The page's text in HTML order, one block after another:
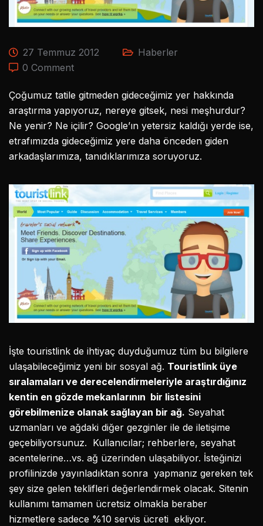
27 Temmuz 2012
Haberler
0 Comment
Çoğumuz tatile gitmeden gideceğimiz yer hakkında
araştırma yapıyoruz, nereye gitsek, nesi meşhurdur?
Ne yenir? Ne içilir? Google’ın yetersiz kaldığı yerde ise,
etrafımızda gideceğimiz yere daha önceden giden
arkadaşlarımıza, tanıdıklarımıza soruyoruz.
İşte touristlink de ihtiyaç duyduğumuz tüm bu bilgilere
ulaşabileceğimiz yeni bir sosyal ağ. Touristlink üye
sıralamaları ve derecelendirmeleriyle araştırdığınız
kentin en gözde mekanlarının bir listesini
görebilmenize olanak sağlayan bir ağ. Seyahat
uzmanları ve ağdaki diğer gezginler ile de iletişime
geçebiliyorsunuz. Kullanıcılar; rehberlere, seyahat
acentelerine…vs. ağ üzerinden ulaşabiliyor. İsteğinizi
profilinizde yayınladıktan sonra yapmanız gereken tek
şey size gelen teklifleri değerlendirmek olacak. Sitenin
kullanımı tamamen ücretsiz olmakla beraber
hizmetlere sadece %10 servis ücreti ekliyor.